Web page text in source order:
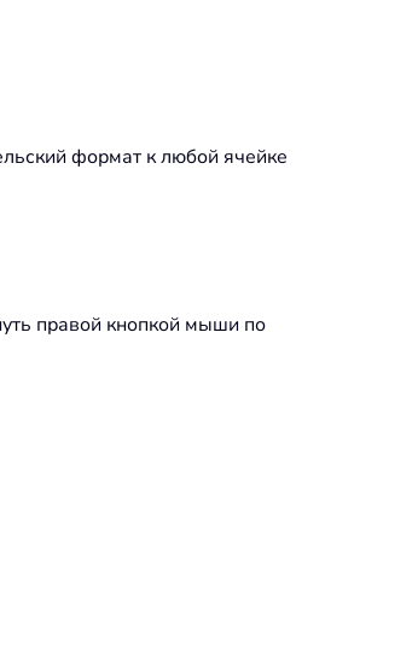
формат к любой ячейке
правой кнопкой мыши по